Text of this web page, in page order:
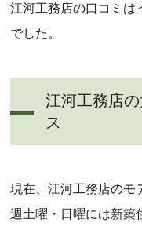
江河工務店の口コミは
でした。
江河工務店
ス
現在、江河工務店のモ
週土曜・日曜には新築